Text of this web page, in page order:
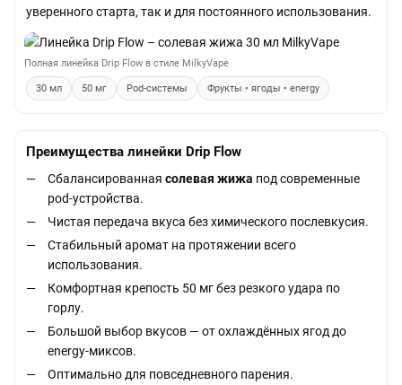
уверенного старта, так и для постоянного использования.
Полная линейка Drip Flow в стиле MilkyVape
30 мл 50 мг Pod-системы Фрукты • ягоды • energy
Преимущества линейки Drip Flow
Сбалансированная солевая жижа под современные
pod-устройства.
Чистая передача вкуса без химического послевкусия.
Стабильный аромат на протяжении всего
использования.
Комфортная крепость 50 мг без резкого удара по
горлу.
Большой выбор вкусов — от охлаждённых ягод до
energy-миксов.
Оптимально для повседневного парения.